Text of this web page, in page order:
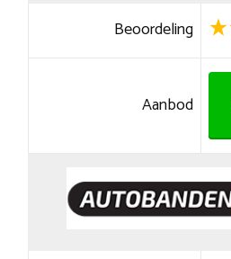
Beoordeling
Aanbod